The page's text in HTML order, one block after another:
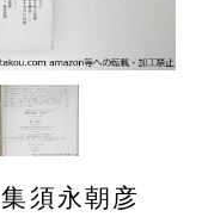
須永朝彦